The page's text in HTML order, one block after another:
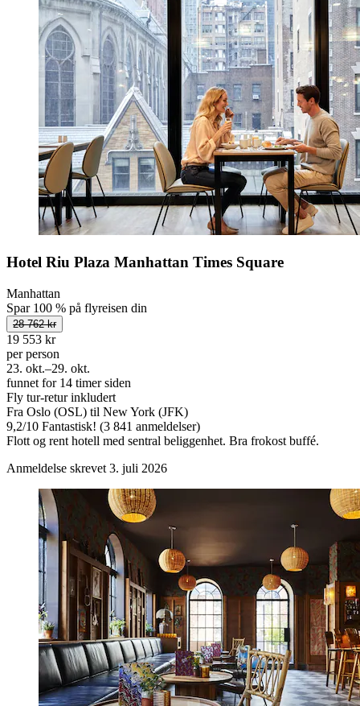
Hotel Riu Plaza Manhattan Times Square
Manhattan
Spar 100 % på flyreisen din
28 762 kr
19 553 kr
per person
23. okt.–29. okt.
funnet for 14 timer siden
Fly tur-retur inkludert
Fra Oslo (OSL) til New York (JFK)
9,2/10 Fantastisk! (3 841 anmeldelser)
Flott og rent hotell med sentral beliggenhet. Bra frokost buffé.
Anmeldelse skrevet 3. juli 2026